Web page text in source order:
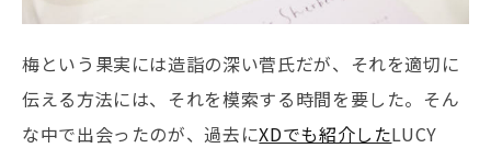
梅という果実には造詣の深い菅氏だが、それを適切に
伝える方法には、それを模索する時間を要した。そん
な中で出会ったのが、過去にXDでも紹介したLUCY